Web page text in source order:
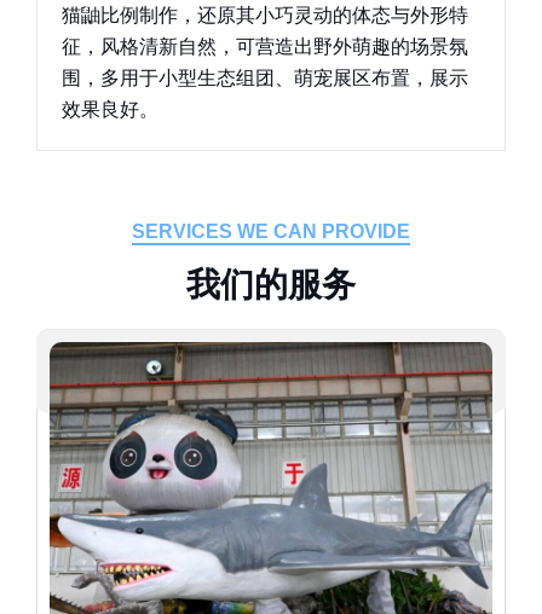
猫鼬比例制作，还原其小巧灵动的体态与外形特
征，风格清新自然，可营造出野外萌趣的场景氛
围，多用于小型生态组团、萌宠展区布置，展示
效果良好。
SERVICES WE CAN PROVIDE
我们的服务